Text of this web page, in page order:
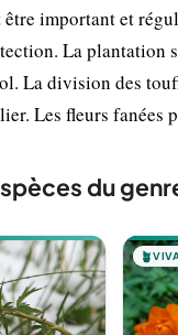
important et
La plantation
La division des
Les fleurs fanées
du
🪴